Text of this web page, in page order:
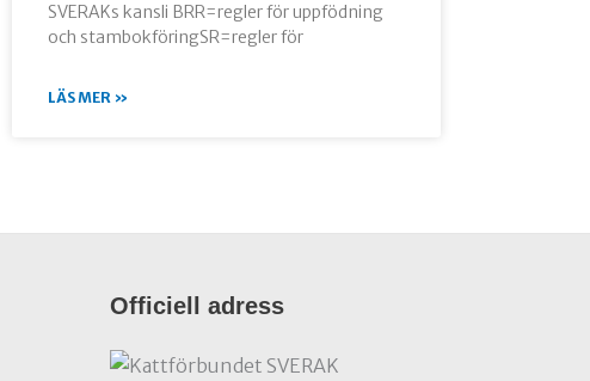
SVERAKs kansli BRR=regler för uppfödning
och stambokföringSR=regler för
LÄS MER »
Officiell adress